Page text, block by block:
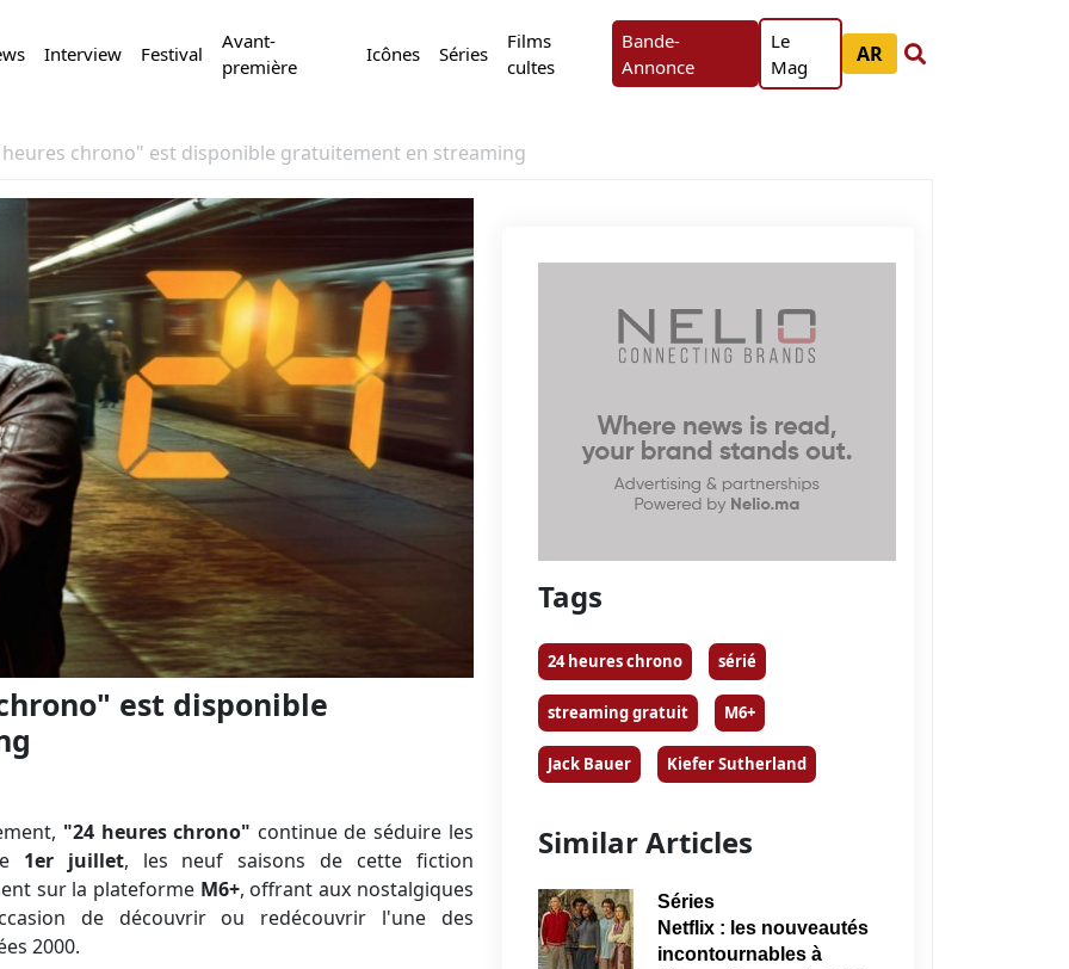
Interview Festival
Avant-
première
Icônes Séries
Films
cultes
Bande-
Annonce
Le
Mag
AR
heures chrono" est disponible gratuitement en streaming
est disponible
"24 heures chrono" continue de séduire les
1er juillet, les neuf saisons de cette fiction
sur la plateforme M6+, offrant aux nostalgiques
de découvrir ou redécouvrir l'une des
2000.
Tags
24 heures chrono sérié
streaming gratuit M6+
Jack Bauer Kiefer Sutherland
Similar Articles
Séries
Netflix : les nouveautés
incontournables à